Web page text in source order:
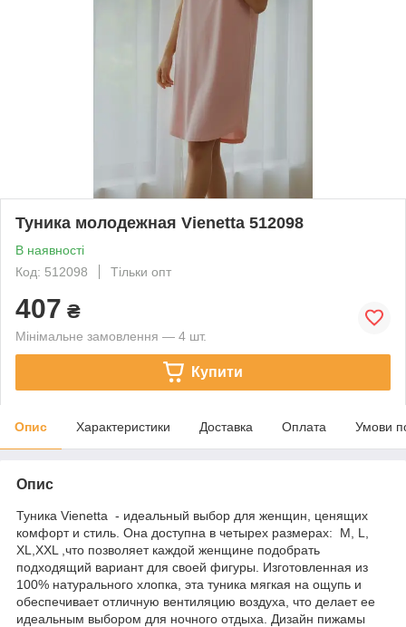
Туника молодежная Vienetta 512098
В наявності
Код: 512098
Тільки опт
407 ₴
Мінімальне замовлення — 4 шт.
Купити
Опис Характеристики Доставка Оплата Умови
Опис
Туника Vienetta - идеальный выбор для женщин, ценящих
комфорт и стиль. Она доступна в четырех размерах: M, L,
XL,XXL ,что позволяет каждой женщине подобрать
подходящий вариант для своей фигуры. Изготовленная из
100% натурального хлопка, эта туника мягкая на ощупь и
обеспечивает отличную вентиляцию воздуха, что делает ее
идеальным выбором для ночного отдыха. Дизайн пижамы